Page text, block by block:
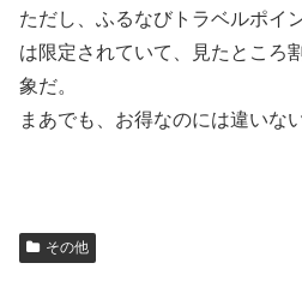
ただし、ふるなびトラベルポイ
は限定されていて、見たところ
象だ。
まあでも、お得なのには違いな
その他